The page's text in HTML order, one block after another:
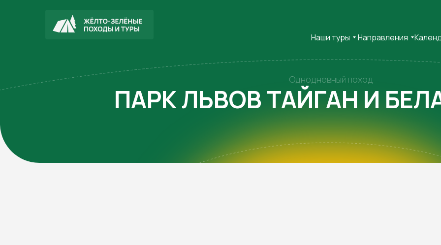
Наши туры
Направления
Однодневный поход
ПАРК ЛЬВОВ ТАЙГАН И